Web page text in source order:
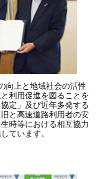
向上と地域社会の活性
利用促進を図ることを
定」及び近年多発する
と高速道路利用者の安
時等における相互協力
ています。